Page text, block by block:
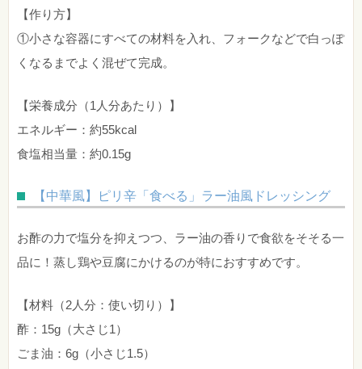
【作り方】
①小さな容器にすべての材料を入れ、フォークなどで白っぽ
くなるまでよく混ぜて完成。
【栄養成分（1人分あたり）】
エネルギー：約55kcal
食塩相当量：約0.15g
【中華風】ピリ辛「食べる」ラー油風ドレッシング
お酢の力で塩分を抑えつつ、ラー油の香りで食欲をそそる一
品に！蒸し鶏や豆腐にかけるのが特におすすめです。
【材料（2人分：使い切り）】
酢：15g（大さじ1）
ごま油：6g（小さじ1.5）